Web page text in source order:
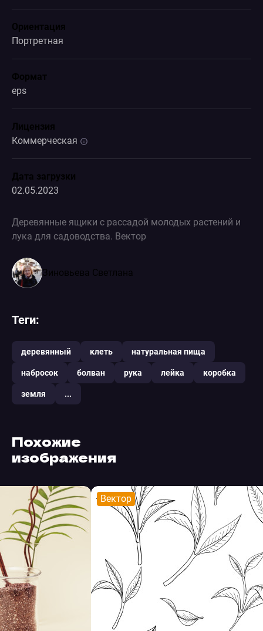
Ориентация
Портретная
Формат
eps
Лицензия
Коммерческая
Дата загрузки
02.05.2023
Деревянные ящики с рассадой молодых растений и
лука для садоводства. Вектор
Зиновьева Светлана
Теги:
деревянный клеть натуральная пища
набросок болван рука лейка коробка
земля ...
Похожие
изображения
Вектор